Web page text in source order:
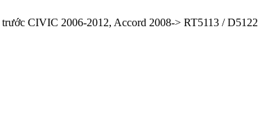
trước CIVIC 2006-2012, Accord 2008-> RT5113 /